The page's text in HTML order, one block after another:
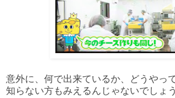
意外に、何で出来ているか、どうやっ
知らない方もみえるんじゃないでしょ